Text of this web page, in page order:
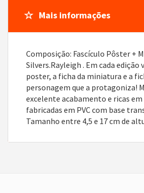
Mais informações
Composição: Fascículo Pôster +
Silvers.Rayleigh . Em cada edição
poster, a ficha da miniatura e a
personagem que a protagoniza!
excelente acabamento e ricas
fabricadas em PVC com base
Tamanho entre 4,5 e 17 cm de